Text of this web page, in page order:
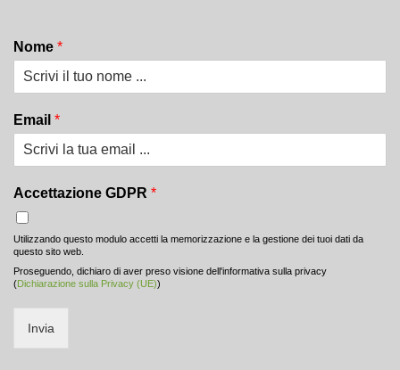
Nome *
Email *
Accettazione GDPR *
Utilizzando questo modulo accetti la memorizzazione e la gestione dei tuoi dati da
questo sito web.
Proseguendo, dichiaro di aver preso visione dell'informativa sulla privacy
(Dichiarazione sulla Privacy (UE))
Invia